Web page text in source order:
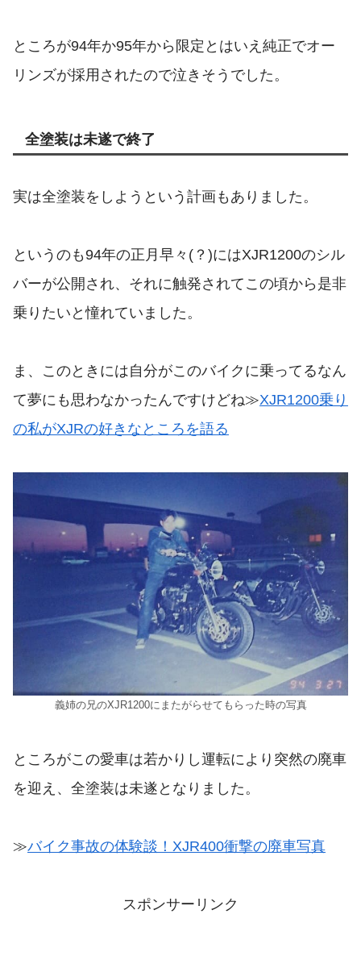
ところが94年か95年から限定とはいえ純正でオー
リンズが採用されたので泣きそうでした。
全塗装は未遂で終了
実は全塗装をしようという計画もありました。
というのも94年の正月早々(？)にはXJR1200のシル
バーが公開され、それに触発されてこの頃から是非
乗りたいと憧れていました。
ま、このときには自分がこのバイクに乗ってるなん
て夢にも思わなかったんですけどね≫XJR1200乗り
の私がXJRの好きなところを語る
義姉の兄のXJR1200にまたがらせてもらった時の写真
ところがこの愛車は若かりし運転により突然の廃車
を迎え、全塗装は未遂となりました。
≫バイク事故の体験談！XJR400衝撃の廃車写真
スポンサーリンク